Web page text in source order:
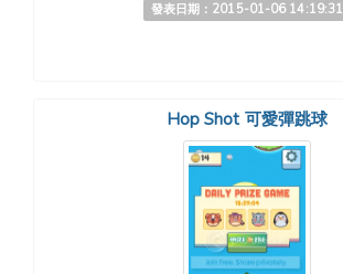
發表日期：2015-01-06 14:19:31
Hop Shot 可愛彈跳球